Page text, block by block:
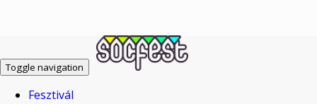
Toggle navigation
Fesztivál